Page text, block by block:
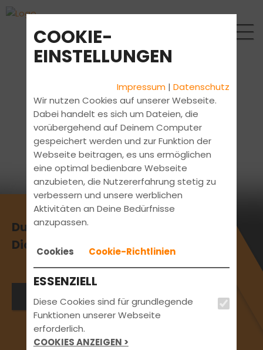
Du bist Fahrlehrer? Wir suchen
Dich!
Bewirb dich jetzt
COOKIE-
EINSTELLUNGEN
Impressum |Datenschutz
Wir nutzen Cookies auf unserer Webseite.
Dabei handelt es sich um Dateien, die
vorübergehend auf Deinem Computer
gespeichert werden und zur Funktion der
Webseite beitragen, es uns ermöglichen
eine optimal bedienbare Webseite
anzubieten, die Nutzererfahrung stetig zu
verbessern und unsere werblichen
Aktivitäten an Deine Bedürfnisse
anzupassen.
Cookies Cookie-Richtlinien
ESSENZIELL
Diese Cookies sind für grundlegende
Funktionen unserer Webseite
erforderlich.
COOKIES ANZEIGEN >